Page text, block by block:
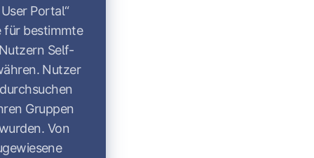
Portal“
für bestimmte
Self-
Nutzer
Gruppen
Von